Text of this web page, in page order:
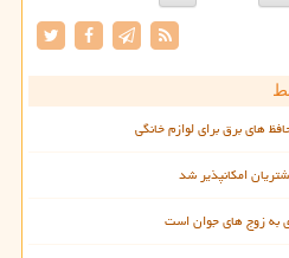
های برق برای لوازم خانگی
امکانپذیر شد